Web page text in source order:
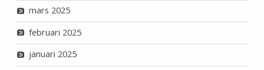
mars 2025
februari 2025
januari 2025